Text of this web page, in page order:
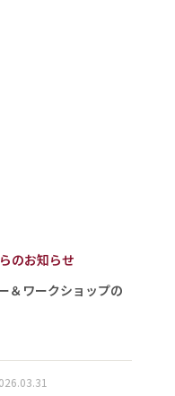
のお知らせ
ワークショップの